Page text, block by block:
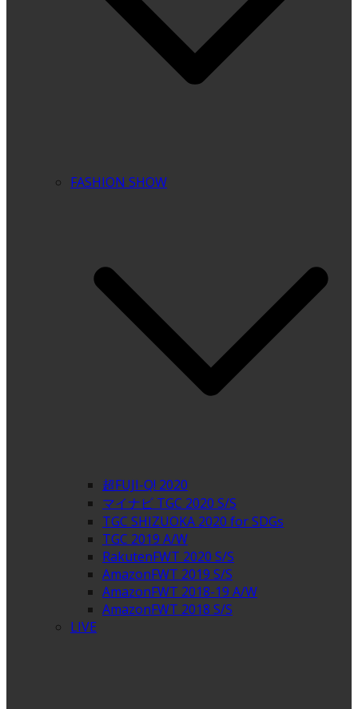
FASHION SHOW
超FUJI-Q! 2020
マイナビ TGC 2020 S/S
TGC SHIZUOKA 2020 for SDGs
TGC 2019 A/W
RakutenFWT 2020 S/S
AmazonFWT 2019 S/S
AmazonFWT 2018-19 A/W
AmazonFWT 2018 S/S
LIVE